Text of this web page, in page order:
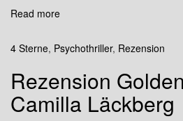
Read more
4 Sterne, Psychothriller, Rezension
Rezension
Camilla Läckberg